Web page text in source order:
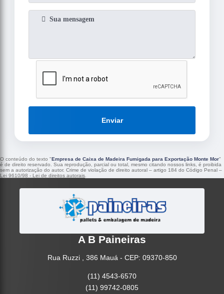
Enviar
O conteúdo do texto " Empresa de Caixa de Madeira Fumigada para Exportação Monte Mor"
é de direito reservado. Sua reprodução, parcial ou total, mesmo citando nossos links, é proibida
sem a autorização do autor. Crime de violação de direito autoral – artigo 184 do Código Penal –
Lei 9610/98 - Lei de direitos autorais.
A B Paineiras
Rua Ruzzi , 386 Mauá - CEP: 09370-850
(11) 4543-6570
(11) 99742-0805